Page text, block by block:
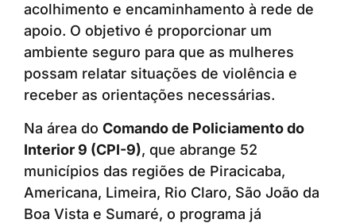
acolhimento e encaminhamento à rede de
apoio. O objetivo é proporcionar um
ambiente seguro para que as mulheres
possam relatar situações de violência e
receber as orientações necessárias.
Na área do Comando de Policiamento do
Interior 9 (CPI-9), que abrange 52
municípios das regiões de Piracicaba,
Americana, Limeira, Rio Claro, São João da
Boa Vista e Sumaré, o programa já